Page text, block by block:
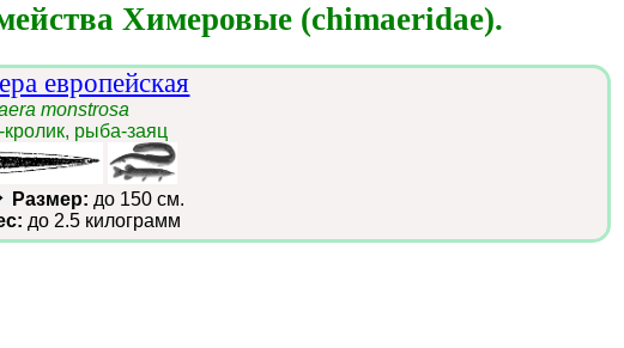
Химеровые (chimaeridae).
европейская
monstrosa
рыба-заяц
Размер: до 150 см.
до 2.5 килограмм